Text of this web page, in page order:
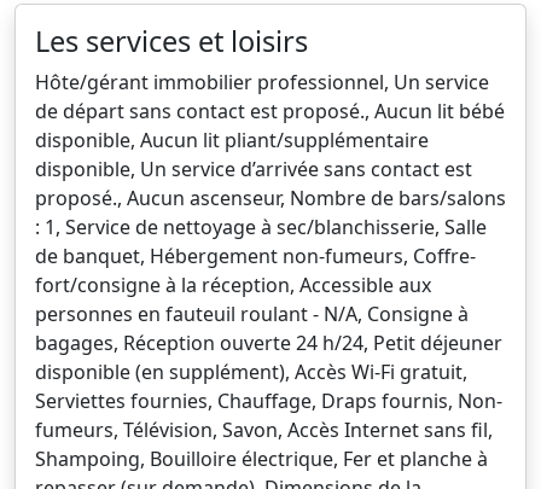
Les services et loisirs
Hôte/gérant immobilier professionnel, Un service
de départ sans contact est proposé., Aucun lit bébé
disponible, Aucun lit pliant/supplémentaire
disponible, Un service d’arrivée sans contact est
proposé., Aucun ascenseur, Nombre de bars/salons
: 1, Service de nettoyage à sec/blanchisserie, Salle
de banquet, Hébergement non-fumeurs, Coffre-
fort/consigne à la réception, Accessible aux
personnes en fauteuil roulant - N/A, Consigne à
bagages, Réception ouverte 24 h/24, Petit déjeuner
disponible (en supplément), Accès Wi-Fi gratuit,
Serviettes fournies, Chauffage, Draps fournis, Non-
fumeurs, Télévision, Savon, Accès Internet sans fil,
Shampoing, Bouilloire électrique, Fer et planche à